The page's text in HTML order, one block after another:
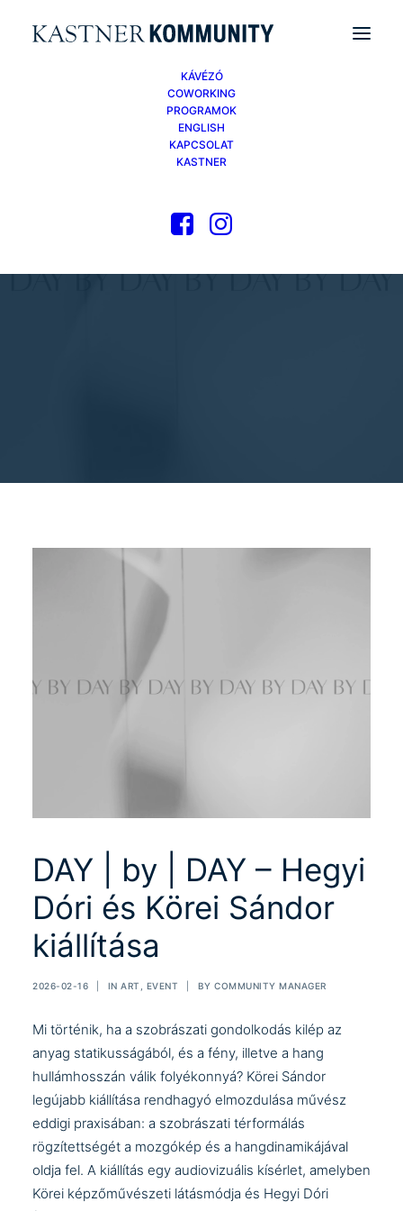
KÁVÉZÓ
COWORKING
PROGRAMOK
ENGLISH
KAPCSOLAT
KASTNER
DAY | by | DAY – Hegyi
Dóri és Körei Sándor
kiállítása
2026-02-16 IN ART EVENT BY COMMUNITY MANAGER
Mi történik, ha a szobrászati gondolkodás kilép az
anyag statikusságából, és a fény, illetve a hang
hullámhosszán válik folyékonnyá? Körei Sándor
legújabb kiállítása rendhagyó elmozdulása művész
eddigi praxisában: a szobrászati térformálás
rögzítettségét a mozgókép és a hangdinamikájával
oldja fel. A kiállítás egy audiovizuális kísérlet, amelyben
Körei képzőművészeti látásmódja és Hegyi Dóri